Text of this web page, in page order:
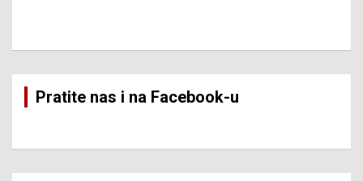
Pratite nas i na Facebook-u